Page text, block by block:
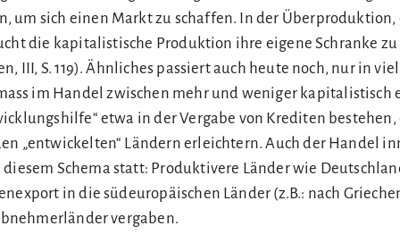
um sich einen Markt zu schaffen. In der Überproduktion,
die kapitalistische Produktion ihre eigene Schranke zu
III, S. 119). Ähnliches passiert auch heute noch, nur in viel
im Handel zwischen mehr und weniger kapitalistisch
etwa in der Vergabe von Krediten
„entwickelten“ Ländern erleichtern. Auch der Handel
Schema statt: Produktivere Länder wie
in die südeuropäischen Länder (z.B.: nach
vergaben.